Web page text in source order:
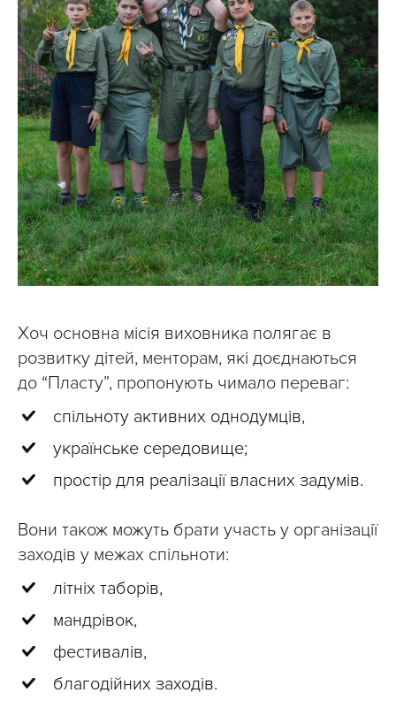
Хоч основна місія виховника полягає в
розвитку дітей, менторам, які доєднаються
до “Пласту”, пропонують чимало переваг:
спільноту активних однодумців,
українське середовище;
простір для реалізації власних задумів.
Вони також можуть брати участь у організації
заходів у межах спільноти:
літніх таборів,
мандрівок,
фестивалів,
благодійних заходів.